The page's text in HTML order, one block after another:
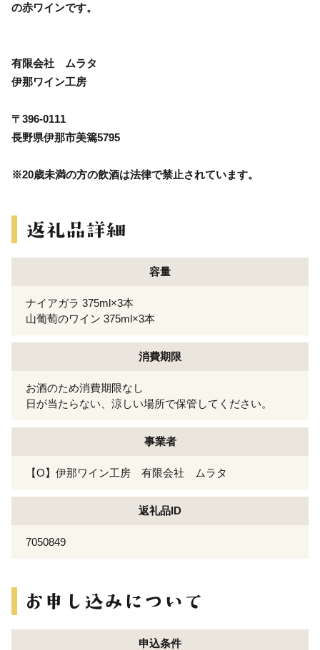
の赤ワインです。
有限会社 ムラタ
伊那ワイン工房
〒396-0111
長野県伊那市美篶5795
※20歳未満の方の飲酒は法律で禁止されています。
容量
ナイアガラ 375ml×3本
山葡萄のワイン 375ml×3本
消費期限
お酒のため消費期限なし
日が当たらない、涼しい場所で保管してください。
事業者
【O】伊那ワイン工房 有限会社 ムラタ
返礼品ID
7050849
申込条件